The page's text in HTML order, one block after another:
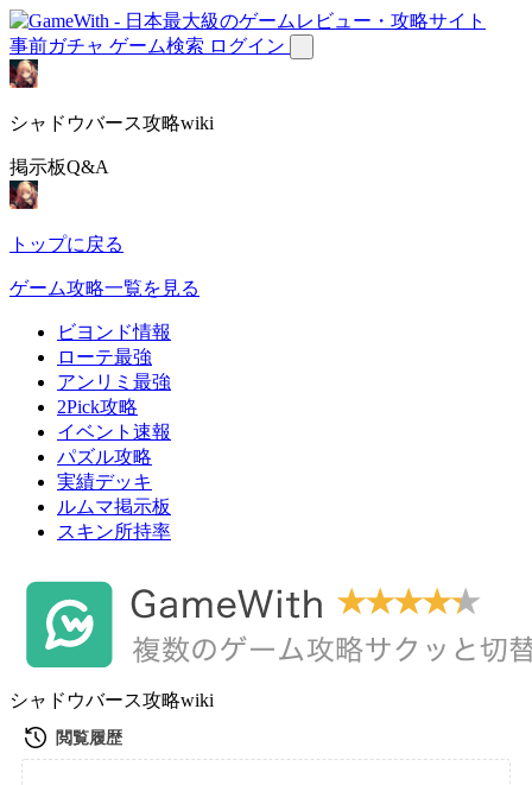
事前ガチャ ゲーム検索 ログイン
シャドウバース攻略wiki
掲示板Q&A
トップに戻る
ゲーム攻略一覧を見る
ビヨンド情報
ローテ最強
アンリミ最強
2Pick攻略
イベント速報
パズル攻略
実績デッキ
ルムマ掲示板
スキン所持率
シャドウバース攻略wiki